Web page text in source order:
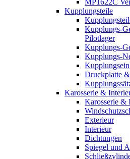
Kupplungsteile
Kupplungs-
Pilotlager
Kupplungs-
Kupplungs-
Druckplatte
Karosserie &
Karosserie &
Exterieur
Interieur
Dichtungen
Spiegel und